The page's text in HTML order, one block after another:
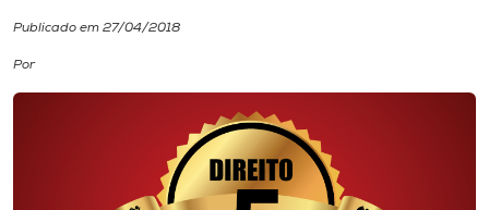
Diplomados
Cultura
Publicado em 27/04/2018
Por